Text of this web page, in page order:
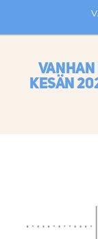
kesän